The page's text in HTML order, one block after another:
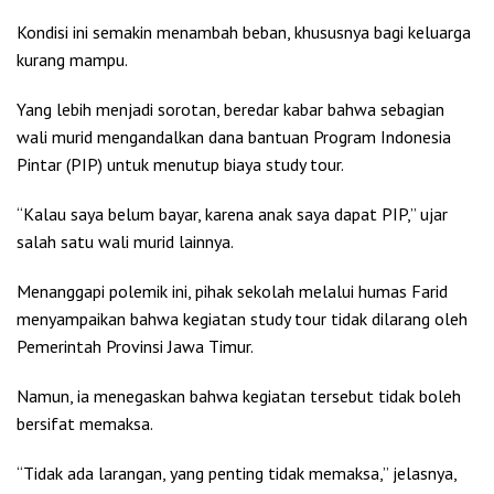
Kondisi ini semakin menambah beban, khususnya bagi keluarga
kurang mampu.
Yang lebih menjadi sorotan, beredar kabar bahwa sebagian
wali murid mengandalkan dana bantuan Program Indonesia
Pintar (PIP) untuk menutup biaya study tour.
“Kalau saya belum bayar, karena anak saya dapat PIP,” ujar
salah satu wali murid lainnya.
Menanggapi polemik ini, pihak sekolah melalui humas Farid
menyampaikan bahwa kegiatan study tour tidak dilarang oleh
Pemerintah Provinsi Jawa Timur.
Namun, ia menegaskan bahwa kegiatan tersebut tidak boleh
bersifat memaksa.
“Tidak ada larangan, yang penting tidak memaksa,” jelasnya,